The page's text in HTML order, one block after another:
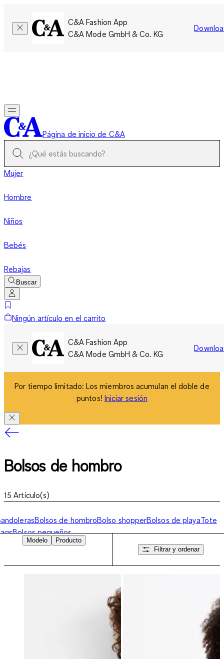
C&A Fashion App
C&A Mode GmbH & Co. KG
Página de inicio de C&A
Mujer
Hombre
Niños
Bebés
Rebajas
Buscar
Ningún artículo en el carrito
C&A Fashion App
C&A Mode GmbH & Co. KG
Por tiempo limitado: Los miembros acumulan el doble de
puntos! Iniciar sesión
Bolsos de hombro
15 Artículo(s)
Bolsos de hombroBolso shopperBolsos de playaTote
Bolsos pequeños
Modelo
Producto
Filtrar y ordenar